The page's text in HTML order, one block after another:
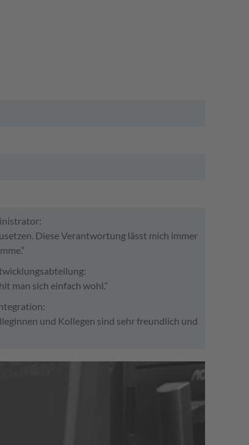
Diese Verantwortung lässt mich immer
man sich einfach wohl.”
und Kollegen sind sehr freundlich und